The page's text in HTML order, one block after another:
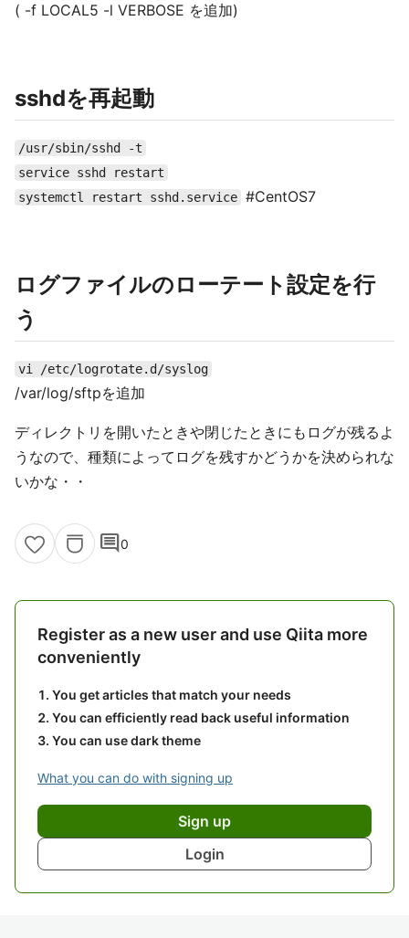
( -f LOCAL5 -l VERBOSE を追加)
sshdを再起動
/usr/sbin/sshd -t
service sshd restart
systemctl restart sshd.service #CentOS7
ログファイルのローテート設定を行
う
vi /etc/logrotate.d/syslog
/var/log/sftpを追加
ディレクトリを開いたときや閉じたときにもログが残るよ
うなので、種類によってログを残すかどうかを決められな
いかな・・
comment0
Register as a new user and use Qiita more
conveniently
You get articles that match your needs
You can efficiently read back useful information
You can use dark theme
What you can do with signing up
Sign up
Login